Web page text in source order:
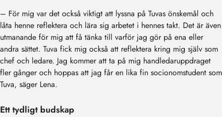
– För mig var det också viktigt att lyssna på Tuvas önskemål och
låta henne reflektera och lära sig arbetet i hennes takt. Det är även
utmanande för mig att få tänka till varför jag gör på ena eller
andra sättet. Tuva fick mig också att reflektera kring mig själv som
chef och ledare. Jag kommer att ta på mig handledaruppdraget
fler gånger och hoppas att jag får en lika fin socionomstudent som
Tuva, säger Lena.
Ett tydligt budskap